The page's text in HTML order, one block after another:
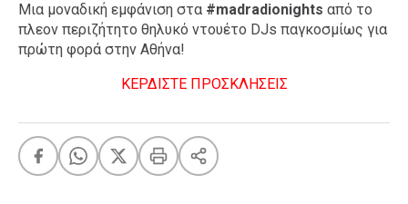
Μια μοναδική εμφάνιση στα #madradionights από το
πλεον περιζήτητο θηλυκό ντουέτο DJs παγκοσμίως για
πρώτη φορά στην Αθήνα!
ΚΕΡΔΙΣΤΕ ΠΡΟΣΚΛΗΣΕΙΣ